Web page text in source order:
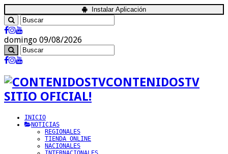
Instalar Aplicación
domingo 09/08/2026
CONTENIDOSTV
SITIO OFICIAL!
INICIO
NOTICIAS
REGIONALES
TIENDA ONLINE
NACIONALES